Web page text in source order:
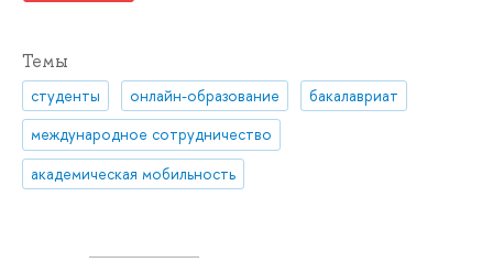
Темы
студенты онлайн-образование
бакалавриат
международное сотрудничество
академическая мобильность